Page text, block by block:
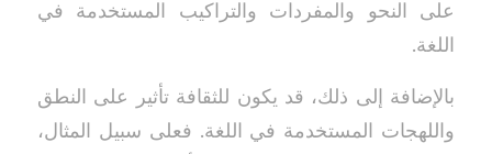
على النحو والمفردات والتراكيب المستخدمة في
اللغة.
بالإضافة إلى ذلك، قد يكون للثقافة تأثير على النطق
واللهجات المستخدمة في اللغة. فعلى سبيل المثال،